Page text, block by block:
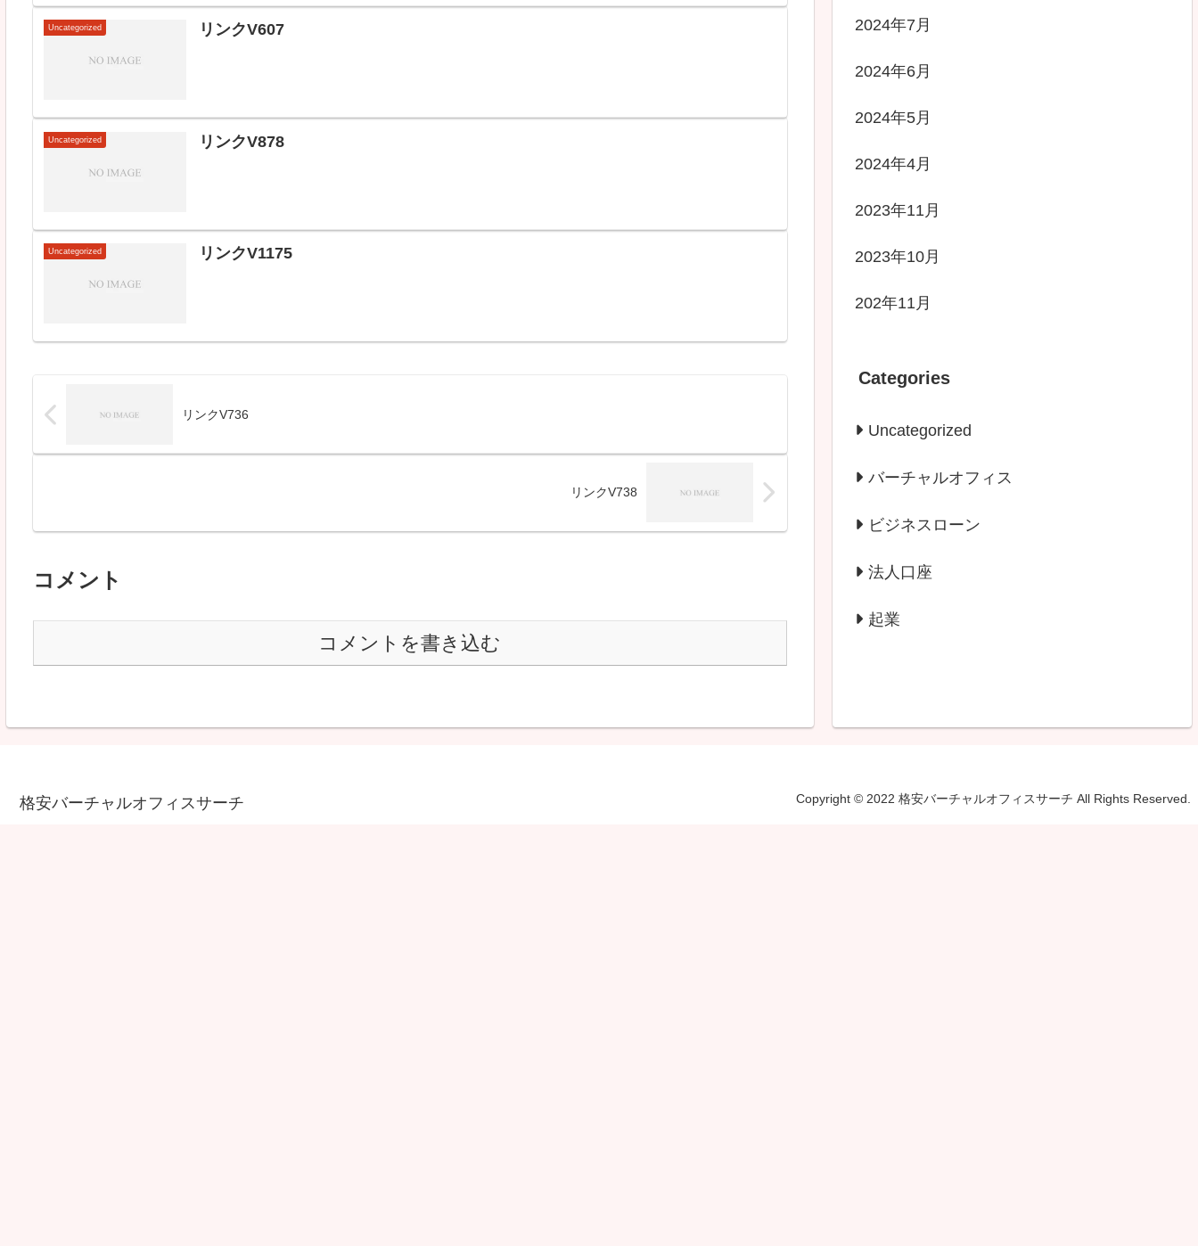
Uncategorized リンクV607
Uncategorized リンクV878
Uncategorized リンクV1175
リンクV736
リンクV738
コメント
コメントを書き込む
2024年7月
2024年6月
2024年5月
2024年4月
2023年11月
2023年10月
202年11月
Categories
Uncategorized
バーチャルオフィス
ビジネスローン
法人口座
起業
格安バーチャルオフィスサーチ Copyright © 2022 格安バーチャルオフィスサーチ All Rights Reserved.